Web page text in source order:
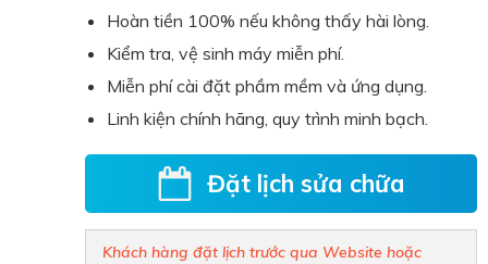
Hoàn tiền 100% nếu không thấy hài lòng.
Kiểm tra, vệ sinh máy miễn phí.
Miễn phí cài đặt phầm mềm và ứng dụng.
Linh kiện chính hãng, quy trình minh bạch.
Đặt lịch sửa chữa
Khách hàng đặt lịch trước qua Website hoặc